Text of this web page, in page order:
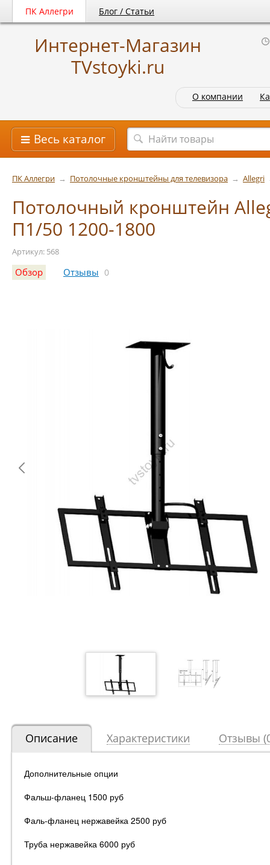
ПК Аллегри Блог / Статьи
Интернет-Магазин
TVstoyki.ru
О компании
Весь каталог
ПК Аллегри → Потолочные кронштейны для телевизора → Allegri
Потолочный кронштейн
П1/50 1200-1800
Артикул: 568
Обзор Отзывы 0
Описание Характеристики Отзывы
Дополнительные опции
Фальш-фланец 1500 руб
Фаль-фланец нержавейка 2500 руб
Труба нержавейка 6000 руб